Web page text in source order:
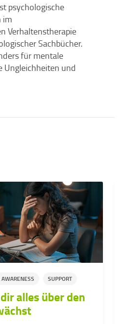
psychologische
im
Verhaltenstherapie
Sachbücher.
für mentale
Ungleichheiten und
SUPPORT
alles über den